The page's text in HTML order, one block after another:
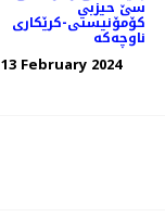
سێ حیزبی
کۆمۆنیستی-کرێکاری
ناوچەکە
13 February 2024